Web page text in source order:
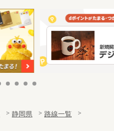
静岡県
路線一覧